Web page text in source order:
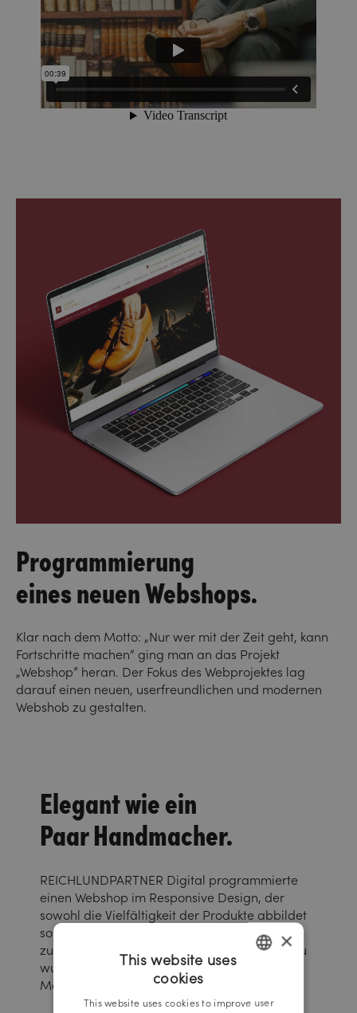
Programmierung
eines neuen Webshops.
Klar nach dem Motto: „Nur wer mit der Zeit geht, kann
Fortschritte machen“ ging man an das Projekt
„Webshop” heran. Der Fokus des Webprojektes lag
darauf einen neuen, userfreundlichen und modernen
Webshob zu gestalten.
Elegant wie ein
Paar Handmacher.
REICHLUNDPARTNER Digital programmierte
einen Webshop im Responsive Design, der
sowohl die Vielfältigkeit der Produkte abbildet
sowie auch das Bestellen eines individuell
zusammengestellten Schuhs ermöglicht. Dazu
wurde ein kurzer Imagefilm gedreht, der die
Marke Handmacher emotionalisierte.
×
This website uses
cookies
This website uses cookies to improve user